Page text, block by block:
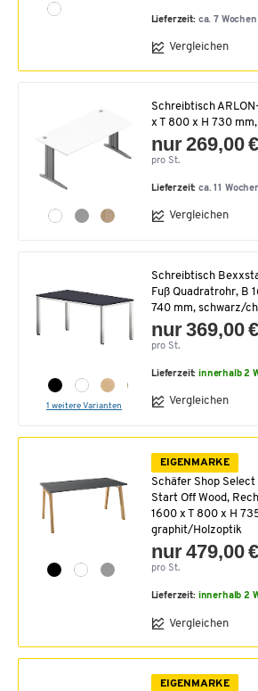
Lieferzeit: ca. 7 Wochen
Vergleichen
Schreibtisch
x T 800 x H 730
nur 269,00 €
pro St.
Lieferzeit:ca. 11
Vergleichen
1 weitere Varianten
Schreibtisch
Fuß Quadratrohr, B
740 mm, schwarz/
nur 369,00 €
pro St.
Lieferzeit:innerhalb 2
Vergleichen
EIGENMARKE
Schäfer Shop
Start Off Wood,
1600 x T 800 x H
graphit/Holzoptik
nur 479,00 €
pro St.
Lieferzeit: innerhalb 2
Vergleichen
EIGENMARKE